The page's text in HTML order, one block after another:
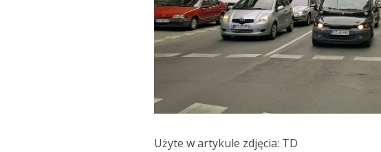
Użyte w artykule zdjęcia: TD